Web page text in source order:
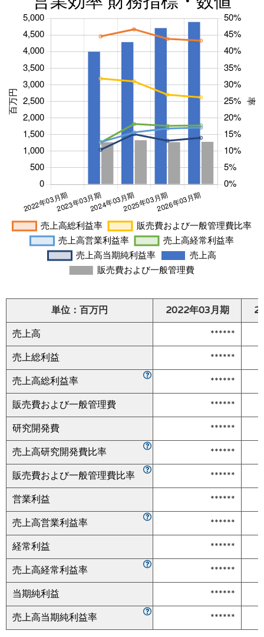
単位：百万円 2022年03月期
売上高
******
売上総利益
******
売上高総利益率
******
販売費および一般管理費
******
研究開発費
******
売上高研究開発費比率
******
販売費および一般管理費比率
******
営業利益
******
売上高営業利益率
******
経常利益
******
売上高経常利益率
******
当期純利益
******
売上高当期純利益率
******